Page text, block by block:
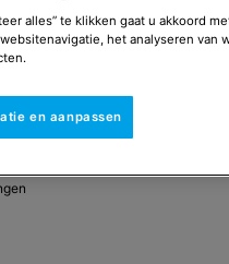
alles” te klikken gaat u akkoord
het analyseren van
en aanpassen